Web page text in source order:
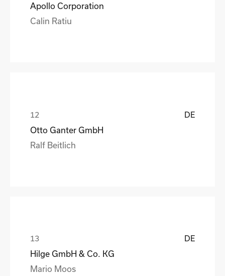
Apollo Corporation
Calin Ratiu
DE
Otto Ganter GmbH
Ralf Beitlich
DE
Hilge GmbH & Co. KG
Mario Moos